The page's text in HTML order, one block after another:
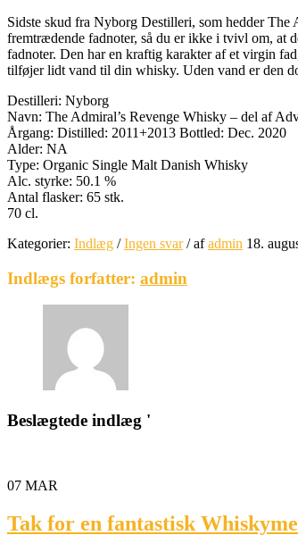
Sidste skud fra Nyborg Destilleri, som hedder
fremtrædende fadnoter, så du er ikke i tvivl om, at
fadnoter. Den har en kraftig karakter af et virgin
tilføjer lidt vand til din whisky. Uden vand er den
Destilleri: Nyborg
Navn: The Admiral’s Revenge Whisky – del af
Årgang: Distilled: 2011+2013 Bottled: Dec. 2020
Alder: NA
Type: Organic Single Malt Danish Whisky
Alc. styrke: 50.1 %
Antal flasker: 65 stk.
70 cl.
Kategorier: Indlæg / Ingen svar /afadmin 18.
Indlægs forfatter: admin
Beslægtede indlæg '
07 MAR
Tak for en fantastisk